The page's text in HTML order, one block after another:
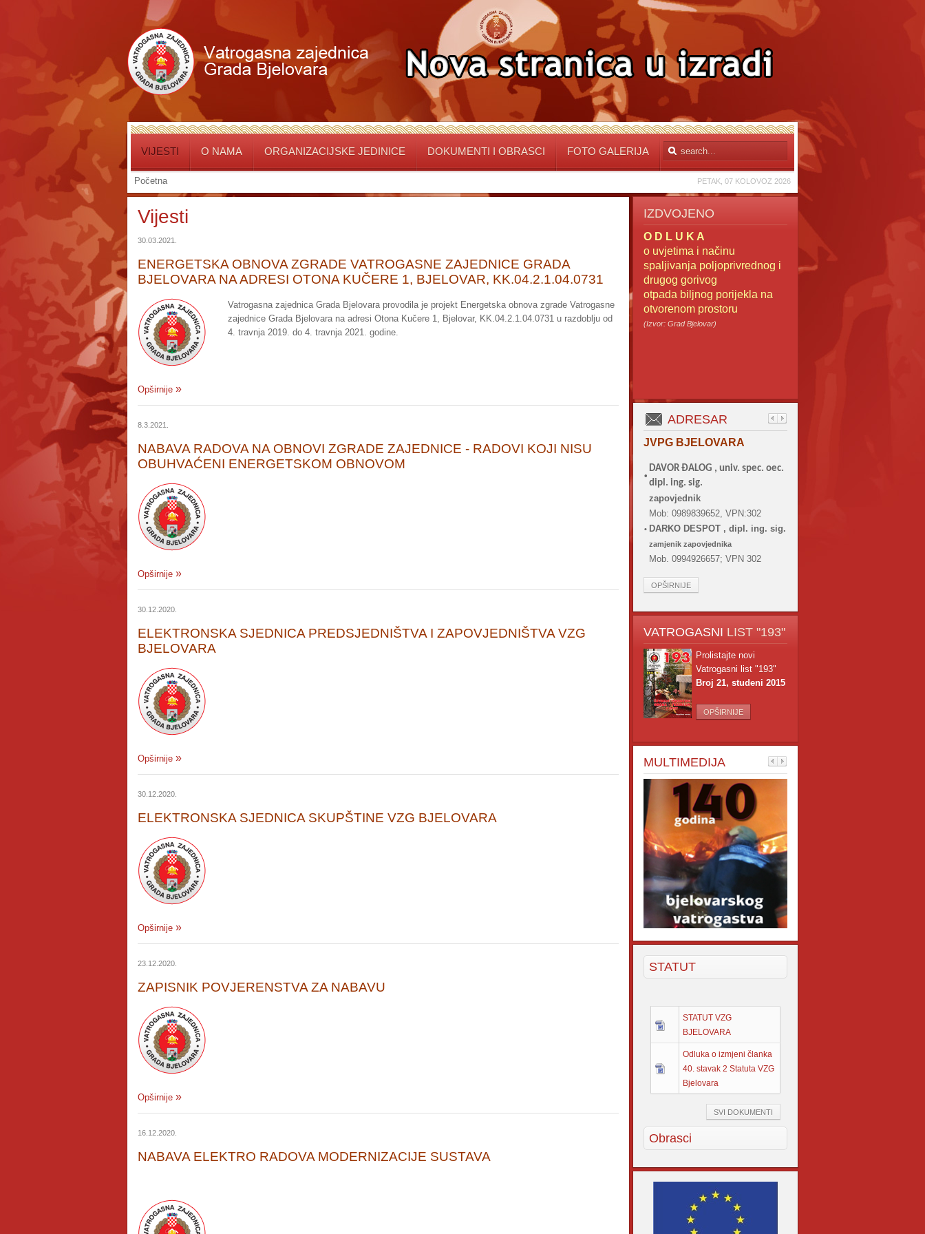
VIJESTI O NAMA ORGANIZACIJSKE JEDINICE DOKUMENTI I OBRASCI FOTO GALERIJA
PETAK, 07 KOLOVOZ 2026
Početna
Vijesti
30.03.2021.
ENERGETSKA OBNOVA ZGRADE VATROGASNE ZAJEDNICE GRADA
BJELOVARA NA ADRESI OTONA KUČERE 1, BJELOVAR, KK.04.2.1.04.0731
Vatrogasna zajednica Grada Bjelovara provodila je projekt Energetska obnova zgrade Vatrogasne
zajednice Grada Bjelovara na adresi Otona Kučere 1, Bjelovar, KK.04.2.1.04.0731 u razdoblju od
4. travnja 2019. do 4. travnja 2021. godine.
Opširnije
8.3.2021.
NABAVA RADOVA NA OBNOVI ZGRADE ZAJEDNICE - RADOVI KOJI NISU
OBUHVAĆENI ENERGETSKOM OBNOVOM
Opširnije
30.12.2020.
ELEKTRONSKA SJEDNICA PREDSJEDNIŠTVA I ZAPOVJEDNIŠTVA VZG
BJELOVARA
Opširnije
30.12.2020.
ELEKTRONSKA SJEDNICA SKUPŠTINE VZG BJELOVARA
Opširnije
23.12.2020.
ZAPISNIK POVJERENSTVA ZA NABAVU
Opširnije
16.12.2020.
NABAVA ELEKTRO RADOVA MODERNIZACIJE SUSTAVA
IZDVOJENO
O D L U K A
o uvjetima i načinu
spaljivanja poljoprivrednog i
drugog gorivog
otpada biljnog porijekla na
otvorenom prostoru
(Izvor: Grad Bjelovar)
ADRESAR
JVPG BJELOVARA
•
DAVOR ĐALOG , univ. spec. oec.
dipl. ing. sig.
zapovjednik
Mob: 0989839652, VPN:302
• DARKO DESPOT , dipl. ing. sig.
zamjenik zapovjednika
Mob. 0994926657; VPN 302
OPŠIRNIJE
VATROGASNI LIST "193"
Prolistajte novi
Vatrogasni list "193"
Broj 21, studeni 2015
OPŠIRNIJE
MULTIMEDIJA
STATUT
STATUT VZG
BJELOVARA
Odluka o izmjeni članka
40. stavak 2 Statuta VZG
Bjelovara
SVI DOKUMENTI
Obrasci